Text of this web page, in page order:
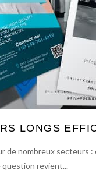
LONGS
nombreux secteurs
question revient...